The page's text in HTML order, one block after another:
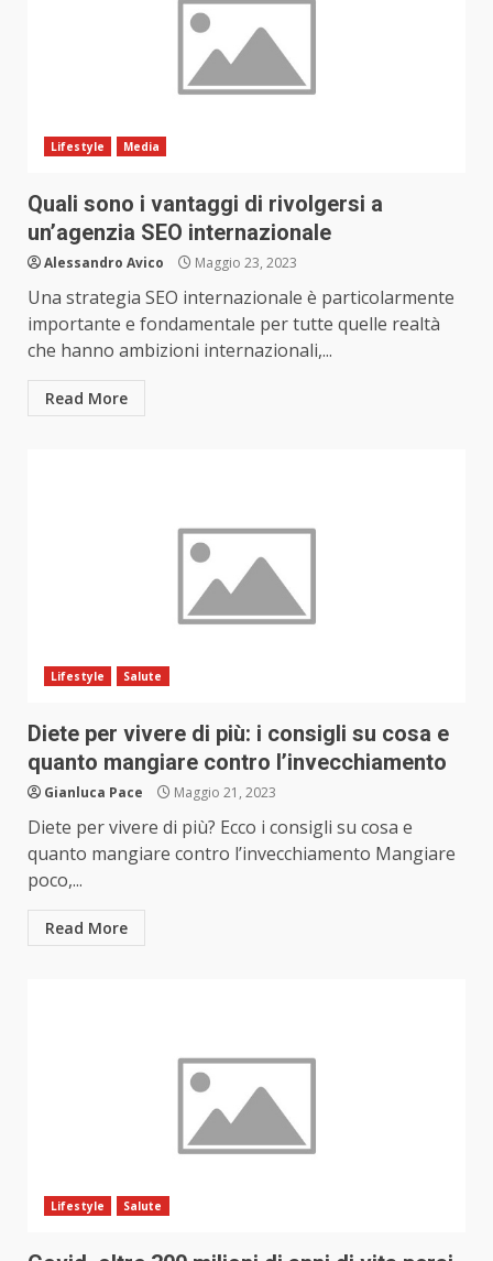
Lifestyle Media
Quali sono i vantaggi di rivolgersi a
un’agenzia SEO internazionale
Alessandro Avico Maggio 23, 2023
Una strategia SEO internazionale è particolarmente
importante e fondamentale per tutte quelle realtà
che hanno ambizioni internazionali,...
Read More
Lifestyle Salute
Diete per vivere di più: i consigli su cosa e
quanto mangiare contro l’invecchiamento
Gianluca Pace Maggio 21, 2023
Diete per vivere di più? Ecco i consigli su cosa e
quanto mangiare contro l’invecchiamento Mangiare
poco,...
Read More
Lifestyle Salute